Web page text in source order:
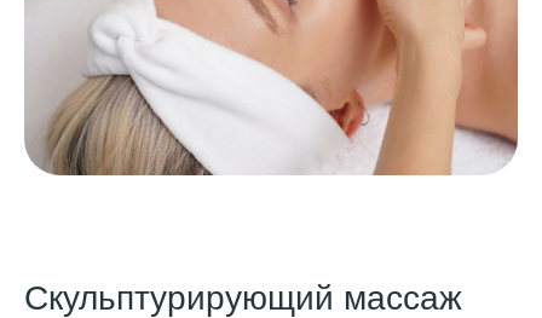
Скульптурирующий массаж